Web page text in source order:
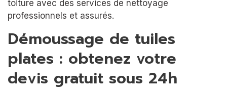
toiture avec des services de nettoyage
professionnels et assurés.
Démoussage de tuiles
plates : obtenez votre
devis gratuit sous 24h